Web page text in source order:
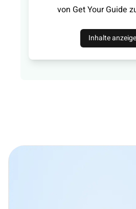
von Get Your Guide
Inhalte